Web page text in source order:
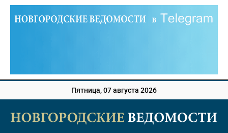
Пятница, 07 августа 2026